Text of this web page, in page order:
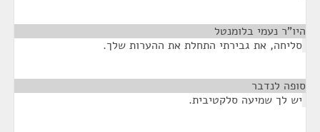
היו"ר נעמי בלומנטל
סליחה, את גבירתי התחלת את ההערות שלך.
סופה לנדבר
יש לך שמיעה סלקטיבית.